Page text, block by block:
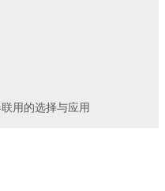
用的选择与应用